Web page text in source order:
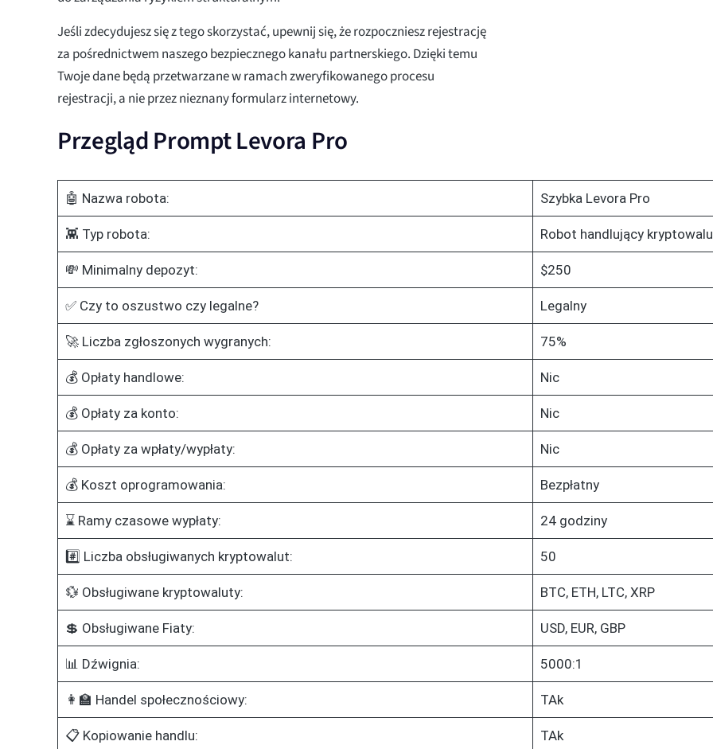
Jeśli zdecydujesz się z tego skorzystać, upewnij się, że rozpoczniesz rejestrację
za pośrednictwem naszego bezpiecznego kanału partnerskiego. Dzięki temu
Twoje dane będą przetwarzane w ramach zweryfikowanego procesu
rejestracji, a nie przez nieznany formularz internetowy.
Przegląd Prompt Levora Pro
🤖 Nazwa robota: Szybka Levora Pro
👾 Typ robota: Robot handlujący
💸 Minimalny depozyt: $250
✅ Czy to oszustwo czy legalne? Legalny
🚀 Liczba zgłoszonych wygranych: 75%
💰 Opłaty handlowe: Nic
💰 Opłaty za konto: Nic
💰 Opłaty za wpłaty/wypłaty: Nic
💰 Koszt oprogramowania: Bezpłatny
⌛ Ramy czasowe wypłaty: 24 godziny
#️⃣ Liczba obsługiwanych kryptowalut: 50
💱 Obsługiwane kryptowaluty: BTC, ETH, LTC, XRP
💲 Obsługiwane Fiaty: USD, EUR, GBP
📊 Dźwignia: 5000:1
👩‍🏫 Handel społecznościowy: TAk
📋 Kopiowanie handlu: TAk